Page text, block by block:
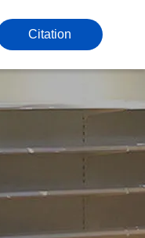
Citation